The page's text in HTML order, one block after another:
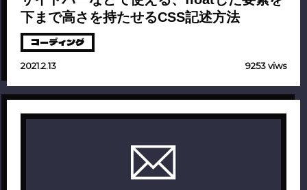
下まで高さを持たせるCSS記述方法
コーディング
2021.2.13 9253 viws